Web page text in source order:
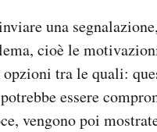
una
cioè le
tra le quali:
essere
vengono poi